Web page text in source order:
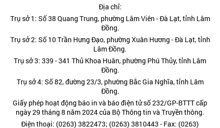
Địa chỉ:
Trụ sở 1: Số 38 Quang Trung, phường Lâm Viên - Đà Lạt, tỉnh Lâm
Đồng.
Trụ sở 2: Số 10 Trần Hưng Đạo, phường Xuân Hương - Đà Lạt, tỉnh
Lâm Đồng.
Trụ sở 3: 339 - 341 Thủ Khoa Huân, phường Phú Thủy, tỉnh Lâm
Đồng.
Trụ sở 4: Số 82, đường 23/3, phường Bắc Gia Nghĩa, tỉnh Lâm
Đồng.
Giấy phép hoạt động báo in và báo điện tử số 232/GP-BTTT cấp
ngày 29 tháng 8 năm 2024 của Bộ Thông tin và Truyền thông.
Điện thoại: (0263) 3822473; (0263) 3810443 - Fax: (0263)